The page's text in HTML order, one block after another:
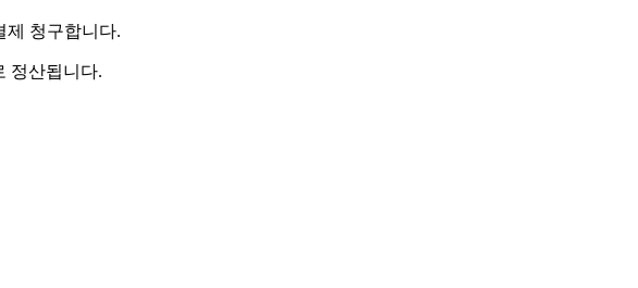
제 청구합니다.
정산됩니다.